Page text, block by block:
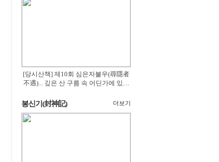
[당시산책] 제10회 심은자불우(尋隱者
不遇)... 깊은 산 구름 속 어딘가에 있겠
봉신기(封神記) 더보기